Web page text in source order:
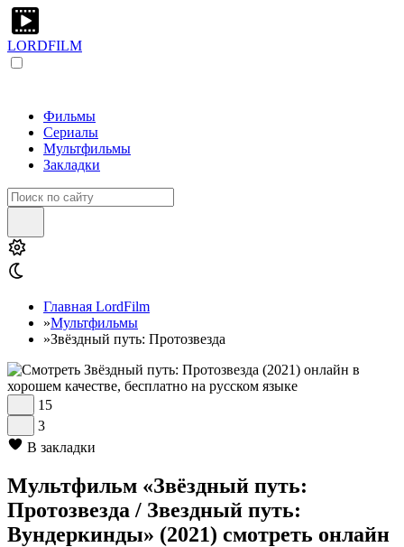
LORDFILM
Фильмы
Сериалы
Мультфильмы
Закладки
Главная LordFilm
»Мультфильмы
»Звёздный путь: Протозвезда
15
3
В закладки
Мультфильм «Звёздный путь:
Протозвезда / Звездный путь:
Вундеркинды» (2021) смотреть онлайн